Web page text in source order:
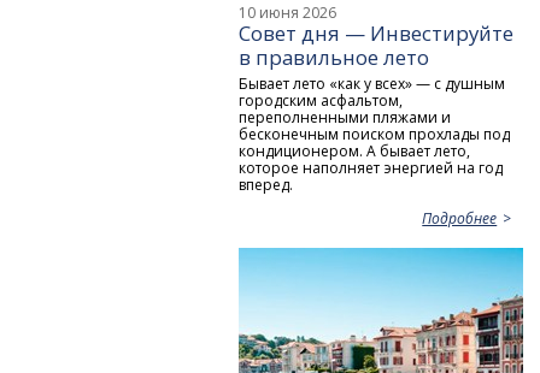
10 июня 2026
Совет дня — Инвестируйте
в правильное лето
Бывает лето «как у всех» — с душным
городским асфальтом,
переполненными пляжами и
бесконечным поиском прохлады под
кондиционером. А бывает лето,
которое наполняет энергией на год
вперед.
Подробнее